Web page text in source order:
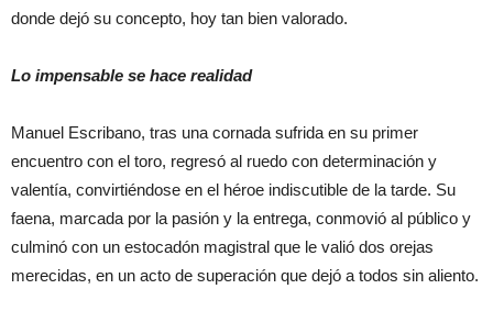
donde dejó su concepto, hoy tan bien valorado.
Lo impensable se hace realidad
Manuel Escribano, tras una cornada sufrida en su primer
encuentro con el toro, regresó al ruedo con determinación y
valentía, convirtiéndose en el héroe indiscutible de la tarde. Su
faena, marcada por la pasión y la entrega, conmovió al público y
culminó con un estocadón magistral que le valió dos orejas
merecidas, en un acto de superación que dejó a todos sin aliento.